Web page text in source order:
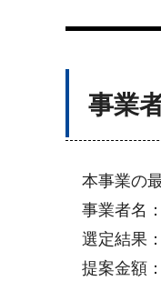
事業
本事業の最
事業者名
選定結果：
提案金額：